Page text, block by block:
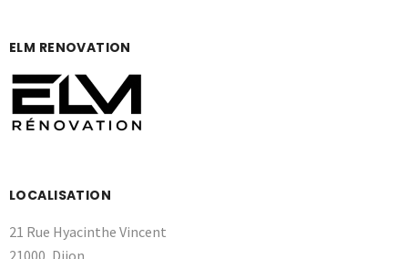
ELM RENOVATION
LOCALISATION
21 Rue Hyacinthe Vincent
21000, Dijon